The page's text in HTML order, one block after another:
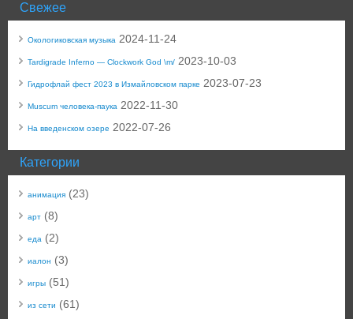
Свежее
Окологиковская музыка 2024-11-24
Tardigrade Inferno — Clockwork God \m/ 2023-10-03
Гидрофлай фест 2023 в Измайловском парке 2023-07-23
Muscum человека-паука 2022-11-30
На введенском озере 2022-07-26
Категории
анимация (23)
арт (8)
еда (2)
иалон (3)
игры (51)
из сети (61)